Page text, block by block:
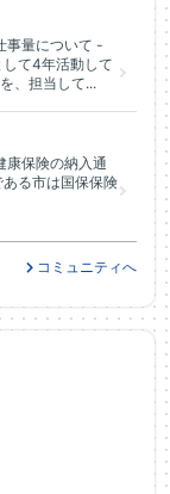
事量について -
て4年活動して
、担当して...
康保険の納入通
る市は国保保険
コミュニティへ